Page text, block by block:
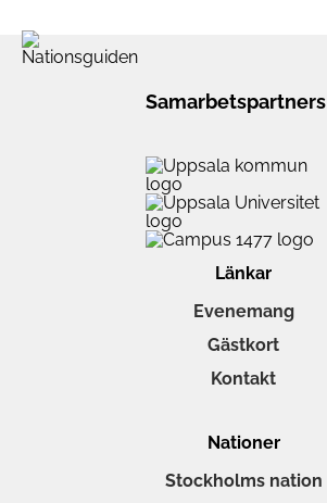
Samarbetspartners
Länkar
Evenemang
Gästkort
Kontakt
Nationer
Stockholms nation